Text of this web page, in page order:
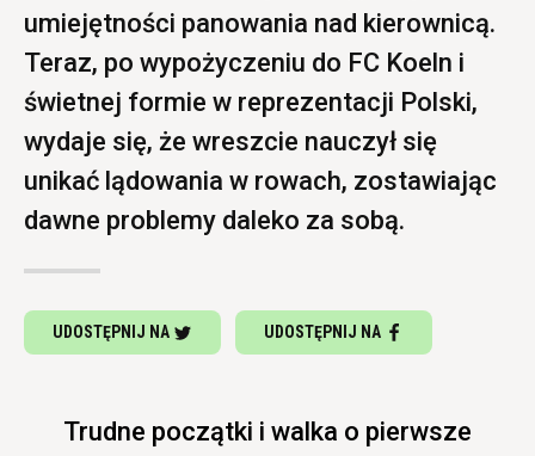
umiejętności panowania nad kierownicą.
Teraz, po wypożyczeniu do FC Koeln i
świetnej formie w reprezentacji Polski,
wydaje się, że wreszcie nauczył się
unikać lądowania w rowach, zostawiając
dawne problemy daleko za sobą.
UDOSTĘPNIJ NA UDOSTĘPNIJ NA
Trudne początki i walka o pierwsze